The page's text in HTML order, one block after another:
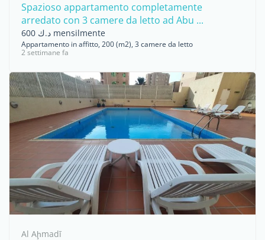
Spazioso appartamento completamente
arredato con 3 camere da letto ad Abu ...
د.ك 600 mensilmente
Appartamento in affitto, 200 (m2), 3 camere da letto
2 settimane fa
Al Aḩmadī